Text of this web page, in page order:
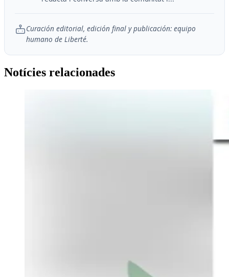
Curación editorial, edición final y publicación: equipo
humano de Liberté.
Notícies relacionades